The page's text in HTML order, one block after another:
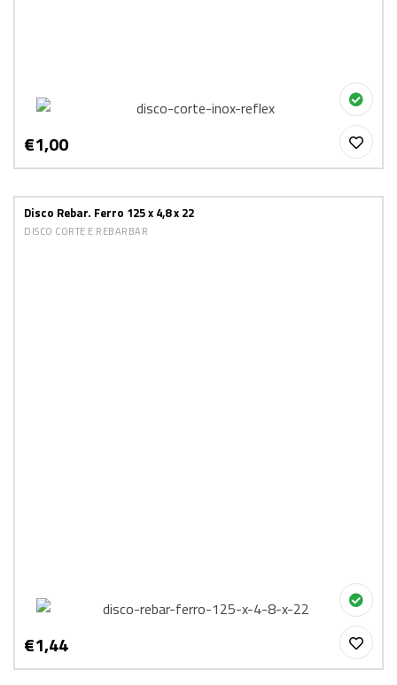
€1,00
Disco Rebar. Ferro 125 x 4,8 x 22
DISCO CORTE E REBARBAR
€1,44